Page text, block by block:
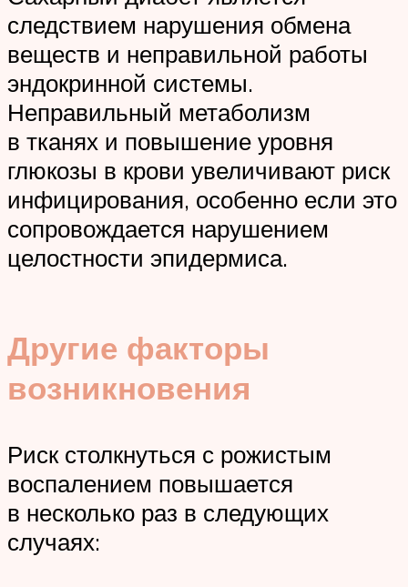
следствием нарушения обмена
веществ и неправильной работы
эндокринной системы.
Неправильный метаболизм
в тканях и повышение уровня
глюкозы в крови увеличивают риск
инфицирования, особенно если это
сопровождается нарушением
целостности эпидермиса.
Другие факторы
возникновения
Риск столкнуться с рожистым
воспалением повышается
в несколько раз в следующих
случаях: